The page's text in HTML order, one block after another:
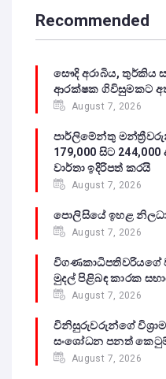
Recommended
සෞදි අරාබිය, තුර්කිය
ආරක්ෂක ගිවිසුමකට
August 7, 2026
පාර්ලිමේන්තු
179,000 සිට
වාර්තා ඉදිරිපත් කරයි
August 7, 2026
පොලිසියේ ඉහළ
August 7, 2026
විගණකාධිපතිවරියගේ
මුදල් පිළිබඳ කාරක
August 7, 2026
විනිසුරුවරුන්ගේ
සංශෝධන පනත්
August 7, 2026